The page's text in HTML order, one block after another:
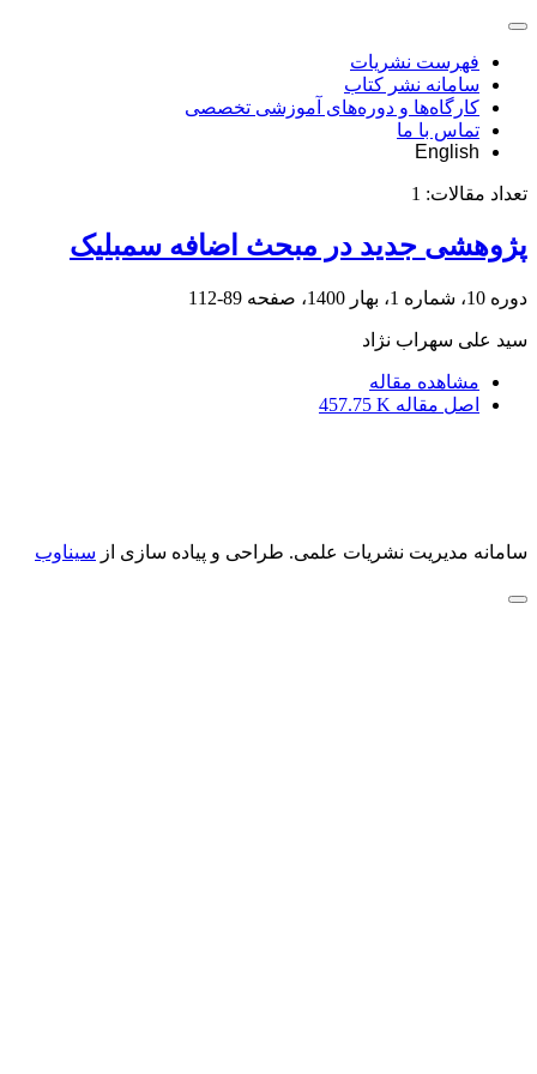
فهرست نشریات
سامانه نشر کتاب
کارگاه‌ها و دوره‌های آموزشی تخصصی
تماس با ما
English
تعداد مقالات: 1
پژوهشی جدید در مبحث اضافه سمبلیک
دوره 10، شماره 1، بهار 1400، صفحه 89-112
سید علی سهراب نژاد
مشاهده مقاله
اصل مقاله 457.75 K
سامانه مدیریت نشریات علمی. طراحی و پیاده سازی از سیناوب